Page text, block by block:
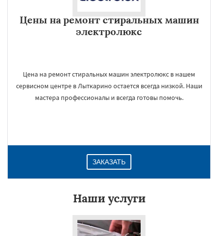
Цены на ремонт стиральных машин
электролюкс
Цена на ремонт стиральных машин электролюкс в нашем
сервисном центре в Лыткарино остается всегда низкой. Наши
мастера профессионалы и всегда готовы помочь.
ЗАКАЗАТЬ
Наши услуги